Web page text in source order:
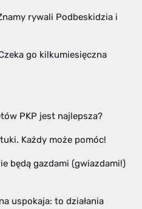
rywali Podbeskidzia i
go kilkumiesięczna
PKP jest najlepsza?
Każdy może pomóc!
będą gazdami (gwiazdami!)
uspokaja: to działania